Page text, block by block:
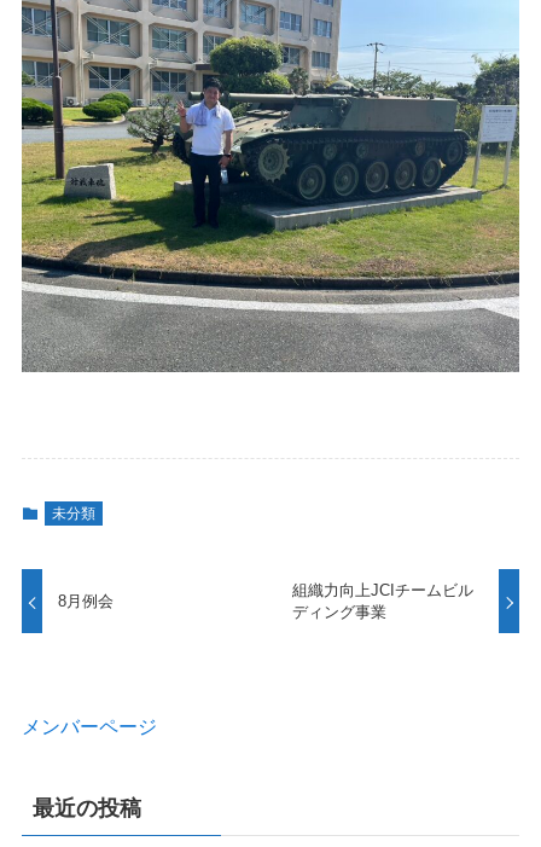
未分類
8月例会
組織力向上JCIチームビル
ディング事業
メンバーページ
最近の投稿